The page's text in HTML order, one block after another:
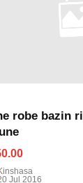
robe bazin
Jul 2016